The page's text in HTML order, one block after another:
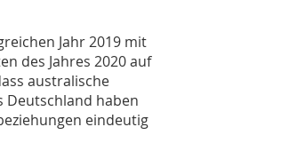
Jahr 2019 mit
des Jahres 2020 auf
australische
Deutschland haben
eindeutig